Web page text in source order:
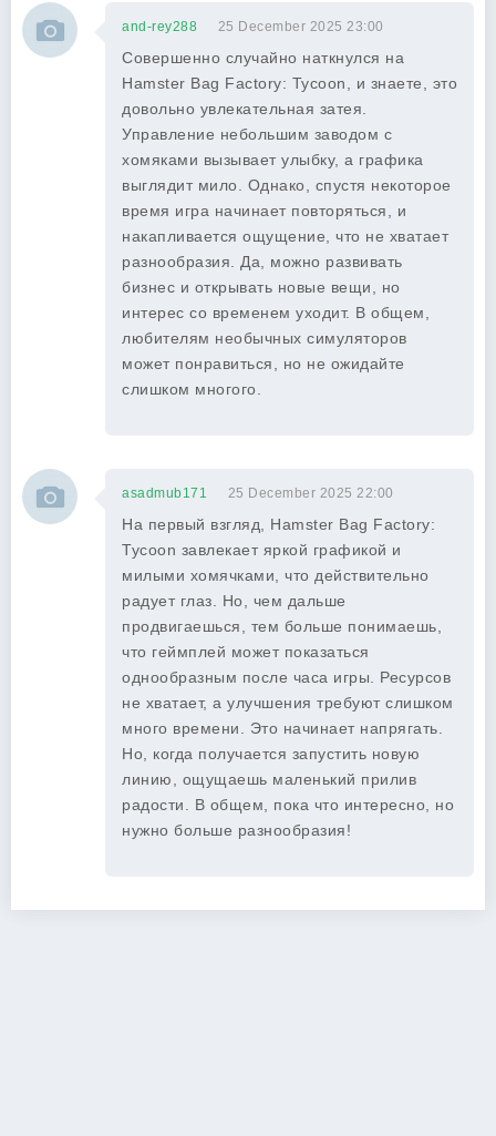
and-rey288 25 December 2025 23:00
Совершенно случайно наткнулся на
Hamster Bag Factory: Tycoon, и знаете, это
довольно увлекательная затея.
Управление небольшим заводом с
хомяками вызывает улыбку, а графика
выглядит мило. Однако, спустя некоторое
время игра начинает повторяться, и
накапливается ощущение, что не хватает
разнообразия. Да, можно развивать
бизнес и открывать новые вещи, но
интерес со временем уходит. В общем,
любителям необычных симуляторов
может понравиться, но не ожидайте
слишком многого.
asadmub171 25 December 2025 22:00
На первый взгляд, Hamster Bag Factory:
Tycoon завлекает яркой графикой и
милыми хомячками, что действительно
радует глаз. Но, чем дальше
продвигаешься, тем больше понимаешь,
что геймплей может показаться
однообразным после часа игры. Ресурсов
не хватает, а улучшения требуют слишком
много времени. Это начинает напрягать.
Но, когда получается запустить новую
линию, ощущаешь маленький прилив
радости. В общем, пока что интересно, но
нужно больше разнообразия!